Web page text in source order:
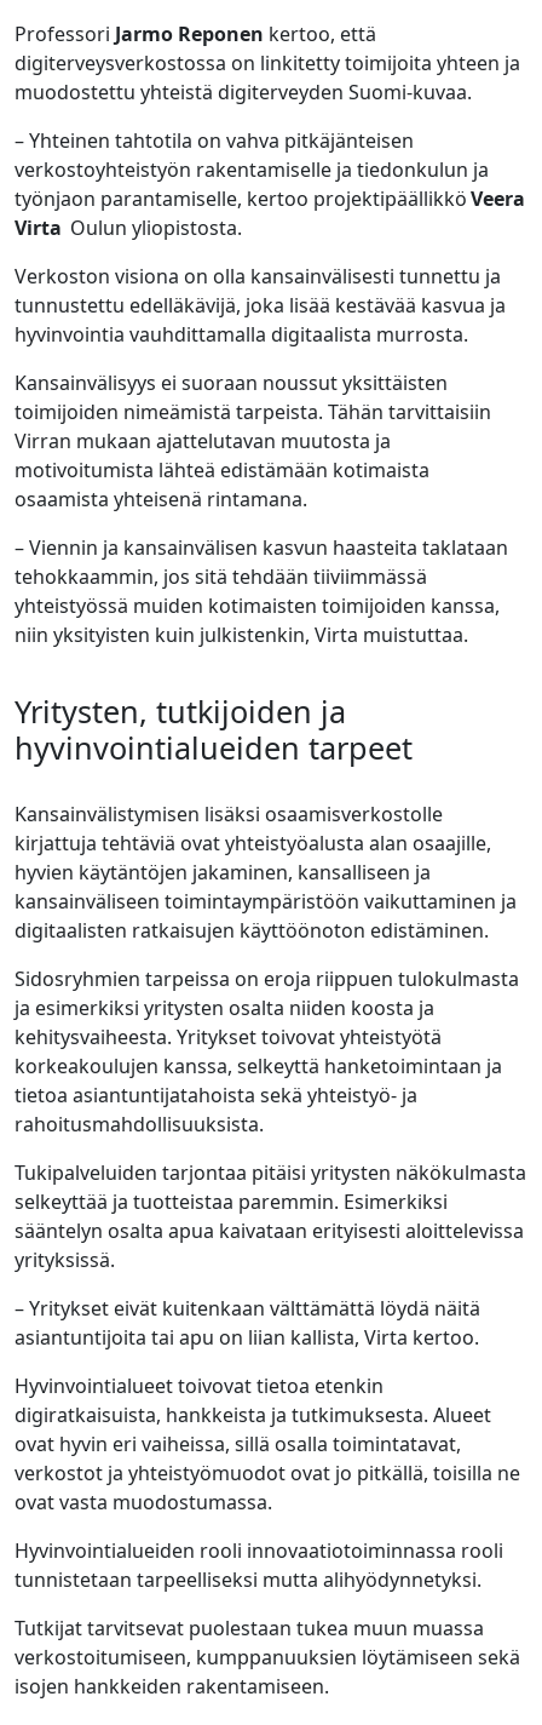
Professori Jarmo Reponen kertoo, että
digiterveysverkostossa on linkitetty toimijoita yhteen ja
muodostettu yhteistä digiterveyden Suomi-kuvaa.
– Yhteinen tahtotila on vahva pitkäjänteisen
verkostoyhteistyön rakentamiselle ja tiedonkulun ja
työnjaon parantamiselle, kertoo projektipäällikköVeera
Virta Oulun yliopistosta.
Verkoston visiona on olla kansainvälisesti tunnettu ja
tunnustettu edelläkävijä, joka lisää kestävää kasvua ja
hyvinvointia vauhdittamalla digitaalista murrosta.
Kansainvälisyys ei suoraan noussut yksittäisten
toimijoiden nimeämistä tarpeista. Tähän tarvittaisiin
Virran mukaan ajattelutavan muutosta ja
motivoitumista lähteä edistämään kotimaista
osaamista yhteisenä rintamana.
– Viennin ja kansainvälisen kasvun haasteita taklataan
tehokkaammin, jos sitä tehdään tiiviimmässä
yhteistyössä muiden kotimaisten toimijoiden kanssa,
niin yksityisten kuin julkistenkin, Virta muistuttaa.
Yritysten, tutkijoiden ja
hyvinvointialueiden tarpeet
Kansainvälistymisen lisäksi osaamisverkostolle
kirjattuja tehtäviä ovat yhteistyöalusta alan osaajille,
hyvien käytäntöjen jakaminen, kansalliseen ja
kansainväliseen toimintaympäristöön vaikuttaminen ja
digitaalisten ratkaisujen käyttöönoton edistäminen.
Sidosryhmien tarpeissa on eroja riippuen tulokulmasta
ja esimerkiksi yritysten osalta niiden koosta ja
kehitysvaiheesta. Yritykset toivovat yhteistyötä
korkeakoulujen kanssa, selkeyttä hanketoimintaan ja
tietoa asiantuntijatahoista sekä yhteistyö- ja
rahoitusmahdollisuuksista.
Tukipalveluiden tarjontaa pitäisi yritysten näkökulmasta
selkeyttää ja tuotteistaa paremmin. Esimerkiksi
sääntelyn osalta apua kaivataan erityisesti aloittelevissa
yrityksissä.
– Yritykset eivät kuitenkaan välttämättä löydä näitä
asiantuntijoita tai apu on liian kallista, Virta kertoo.
Hyvinvointialueet toivovat tietoa etenkin
digiratkaisuista, hankkeista ja tutkimuksesta. Alueet
ovat hyvin eri vaiheissa, sillä osalla toimintatavat,
verkostot ja yhteistyömuodot ovat jo pitkällä, toisilla ne
ovat vasta muodostumassa.
Hyvinvointialueiden rooli innovaatiotoiminnassa rooli
tunnistetaan tarpeelliseksi mutta alihyödynnetyksi.
Tutkijat tarvitsevat puolestaan tukea muun muassa
verkostoitumiseen, kumppanuuksien löytämiseen sekä
isojen hankkeiden rakentamiseen.